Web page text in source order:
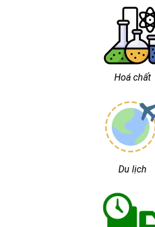
Hoá chất
Du lịch